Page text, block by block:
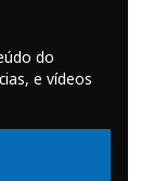
do
e vídeos